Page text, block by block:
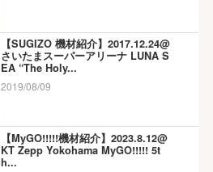
【SUGIZO 機材紹介】2017.12.24@
さいたまスーパーアリーナ LUNA S
EA “The Holy...
2019/08/09
【MyGO!!!!!機材紹介】2023.8.12@
KT Zepp Yokohama MyGO!!!!! 5t
h...